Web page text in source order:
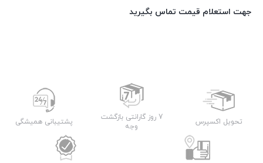
جهت استعلام قیمت تماس بگیرید
تحویل اکسپرس
7 روز گارانتی بازگشت
وجه
پشتیبانی همیشگی